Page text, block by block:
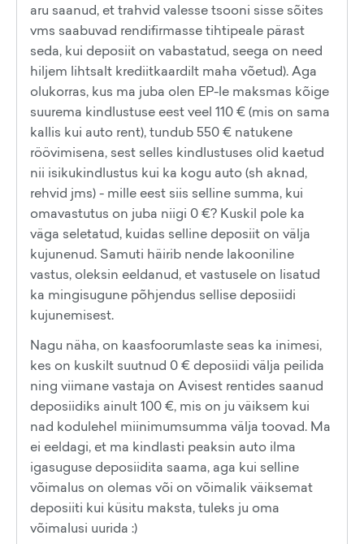
aru saanud, et trahvid valesse tsooni sisse sõites
vms saabuvad rendifirmasse tihtipeale pärast
seda, kui deposiit on vabastatud, seega on need
hiljem lihtsalt krediitkaardilt maha võetud). Aga
olukorras, kus ma juba olen EP-le maksmas kõige
suurema kindlustuse eest veel 110 € (mis on sama
kallis kui auto rent), tundub 550 € natukene
röövimisena, sest selles kindlustuses olid kaetud
nii isikukindlustus kui ka kogu auto (sh aknad,
rehvid jms) - mille eest siis selline summa, kui
omavastutus on juba niigi 0 €? Kuskil pole ka
väga seletatud, kuidas selline deposiit on välja
kujunenud. Samuti häirib nende lakooniline
vastus, oleksin eeldanud, et vastusele on lisatud
ka mingisugune põhjendus sellise deposiidi
kujunemisest.
Nagu näha, on kaasfoorumlaste seas ka inimesi,
kes on kuskilt suutnud 0 € deposiidi välja peilida
ning viimane vastaja on Avisest rentides saanud
deposiidiks ainult 100 €, mis on ju väiksem kui
nad kodulehel miinimumsumma välja toovad. Ma
ei eeldagi, et ma kindlasti peaksin auto ilma
igasuguse deposiidita saama, aga kui selline
võimalus on olemas või on võimalik väiksemat
deposiiti kui küsitu maksta, tuleks ju oma
võimalusi uurida :)